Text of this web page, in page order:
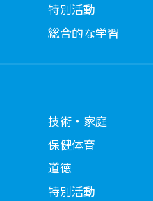
特別活動
総合的な学習
技術・家庭
保健体育
道徳
特別活動